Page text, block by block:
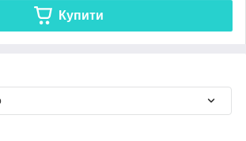
Купити